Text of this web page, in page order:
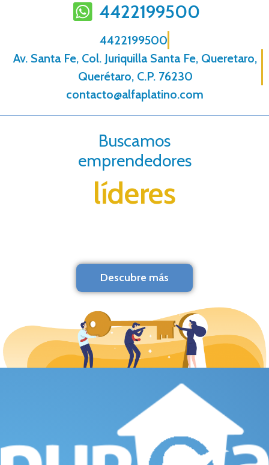
4422199500
4422199500
Av. Santa Fe, Col. Juriquilla Santa Fe, Queretaro,
Querétaro, C.P. 76230
contacto@alfaplatino.com
Buscamos
emprendedores
líderes
Descubre más